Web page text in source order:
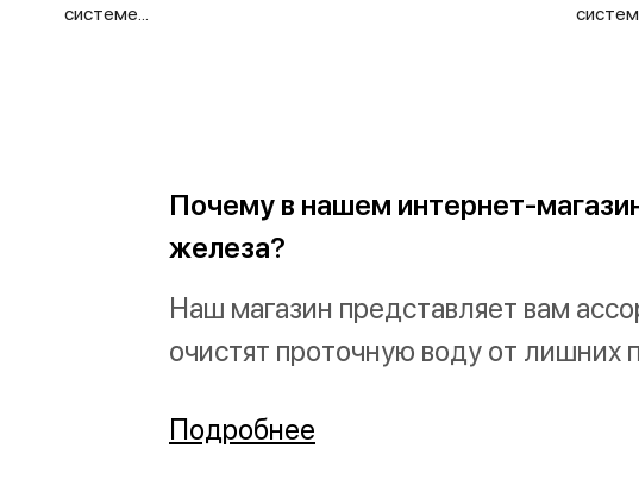
системе...
Почему в нашем интернет-
железа?
Наш магазин представляет вам
очистят проточную воду от лишних
Подробнее